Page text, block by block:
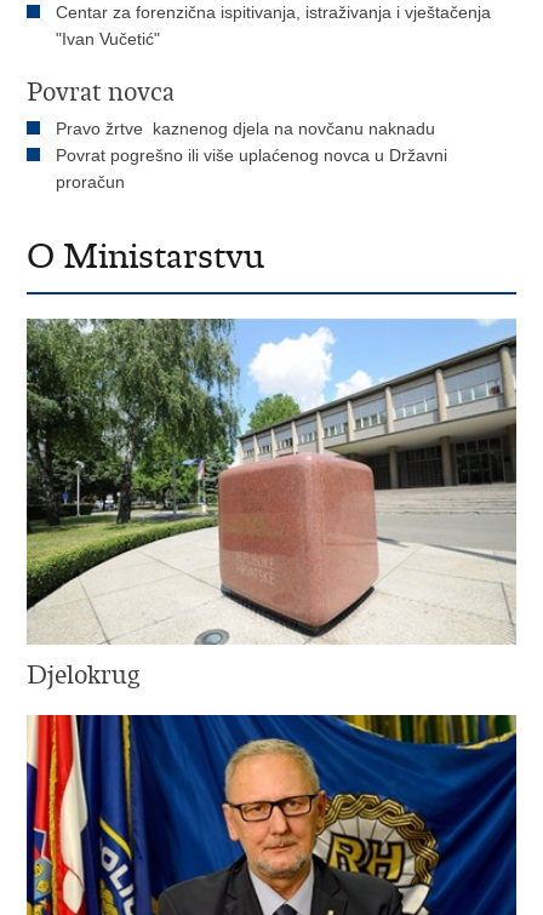
Centar za forenzična ispitivanja, istraživanja i vještačenja
"Ivan Vučetić"
Povrat novca
Pravo žrtve kaznenog djela na novčanu naknadu
Povrat pogrešno ili više uplaćenog novca u Državni
proračun
O Ministarstvu
Djelokrug